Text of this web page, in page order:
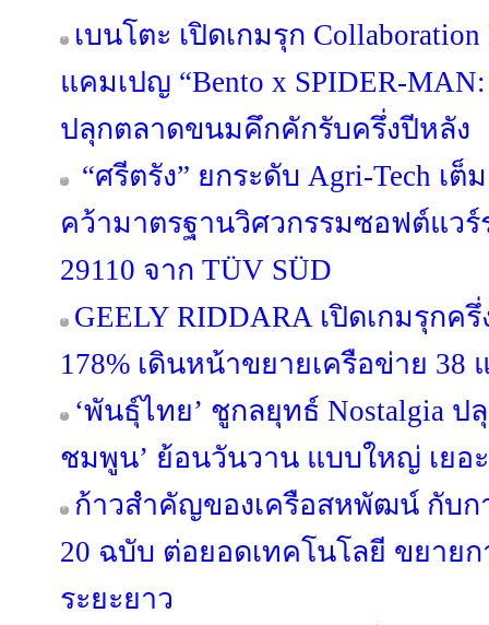
เบนโตะ เปิดเกมรุก
แคมเปญ “Bento x SPIDER-
ปลุกตลาดขนมคึกคักรับครึ่งปีหลัง
“ศรีตรัง” ยกระดับ Agri-Tech เ
คว้ามาตรฐานวิศวกรรมซอฟต์แวร์
29110 จาก TÜV SÜD
GEELY RIDDARA เปิดเกมรุกค
178% เดินหน้าขยายเครือข่าย 38
‘พันธุ์ไทย’ ชูกลยุทธ์ Nostalgia ป
ชมพูน’ ย้อนวันวาน แบบใหญ่ เยอ
ก้าวสำคัญของเครือสหพัฒน์ กับก
20 ฉบับ ต่อยอดเทคโนโลยี ขยาย
ระยะยาว